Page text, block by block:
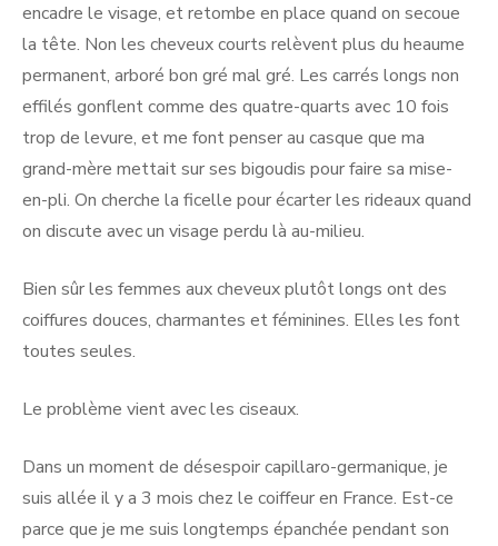
encadre le visage, et retombe en place quand on secoue
la tête. Non les cheveux courts relèvent plus du heaume
permanent, arboré bon gré mal gré. Les carrés longs non
effilés gonflent comme des quatre-quarts avec 10 fois
trop de levure, et me font penser au casque que ma
grand-mère mettait sur ses bigoudis pour faire sa mise-
en-pli. On cherche la ficelle pour écarter les rideaux quand
on discute avec un visage perdu là au-milieu.
Bien sûr les femmes aux cheveux plutôt longs ont des
coiffures douces, charmantes et féminines. Elles les font
toutes seules.
Le problème vient avec les ciseaux.
Dans un moment de désespoir capillaro-germanique, je
suis allée il y a 3 mois chez le coiffeur en France. Est-ce
parce que je me suis longtemps épanchée pendant son